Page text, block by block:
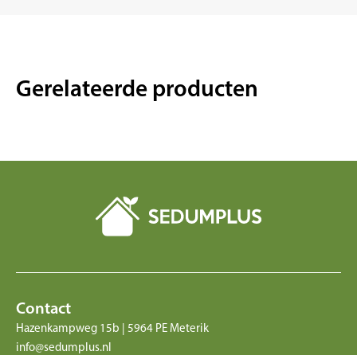
Gerelateerde producten
Contact
Hazenkampweg 15b | 5964 PE Meterik
info@sedumplus.nl